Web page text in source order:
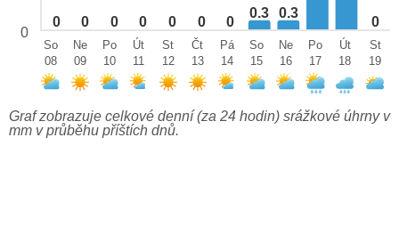
0 0 0 0 0 0 0
0.3 0.3
0
0
So
08
Ne
09
Po
10
Út
11
St
12
Čt
13
Pá
14
So
15
Ne
16
Po
17
Út
18
St
19
Graf zobrazuje celkové denní (za 24 hodin) srážkové úhrny v
mm v průběhu příštích dnů.